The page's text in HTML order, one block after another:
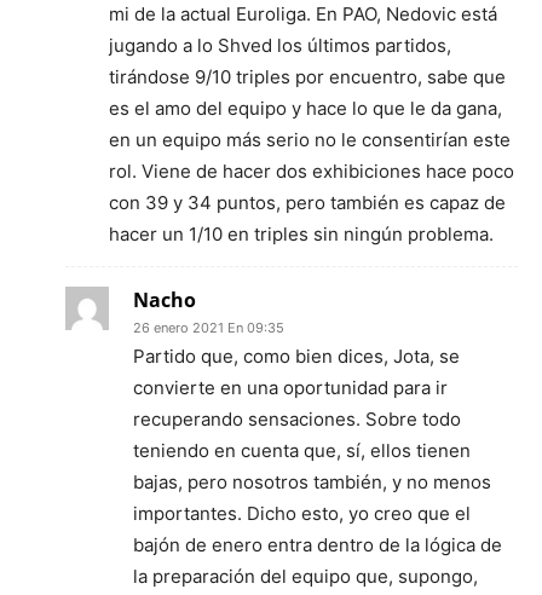
mi de la actual Euroliga. En PAO, Nedovic está
jugando a lo Shved los últimos partidos,
tirándose 9/10 triples por encuentro, sabe que
es el amo del equipo y hace lo que le da gana,
en un equipo más serio no le consentirían este
rol. Viene de hacer dos exhibiciones hace poco
con 39 y 34 puntos, pero también es capaz de
hacer un 1/10 en triples sin ningún problema.
Nacho
26 enero 2021 En 09:35
Partido que, como bien dices, Jota, se
convierte en una oportunidad para ir
recuperando sensaciones. Sobre todo
teniendo en cuenta que, sí, ellos tienen
bajas, pero nosotros también, y no menos
importantes. Dicho esto, yo creo que el
bajón de enero entra dentro de la lógica de
la preparación del equipo que, supongo,